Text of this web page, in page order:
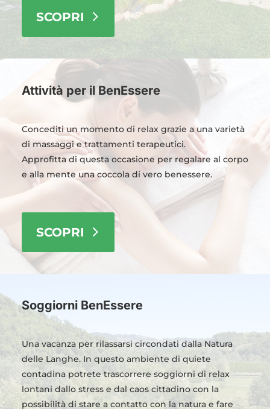
SCOPRI
Attività per il BenEssere
Concediti un momento di relax grazie a una varietà
di massaggi e trattamenti terapeutici.
Approfitta di questa occasione per regalare al corpo
e alla mente una coccola di vero benessere.
SCOPRI
Soggiorni BenEssere
Una vacanza per rilassarsi circondati dalla Natura
delle Langhe. In questo ambiente di quiete
contadina potrete trascorrere soggiorni di relax
lontani dallo stress e dal caos cittadino con la
possibilità di stare a contatto con la natura e fare